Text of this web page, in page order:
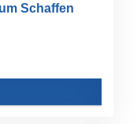
Schaffen